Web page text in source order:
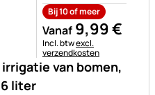
van bomen,
liter
Bij 10 of meer
Vanaf 9,99€
Belastinginformatie:
Incl. btwexcl.
verzendkosten